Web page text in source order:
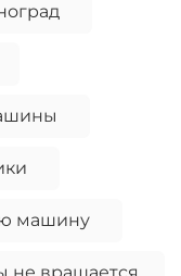
машину